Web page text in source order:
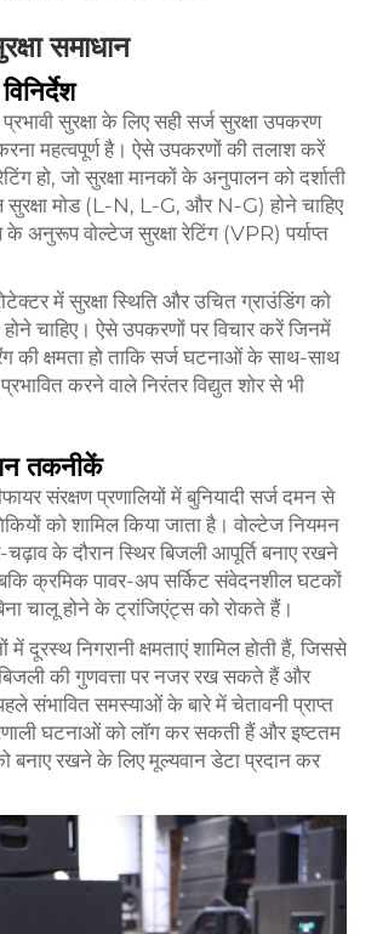
समाधान
सुरक्षा के लिए सही सर्ज सुरक्षा उपकरण
महत्वपूर्ण है। ऐसे उपकरणों की तलाश करें
हो, जो सुरक्षा मानकों के अनुपालन को दर्शाती
मोड (L-N, L-G, और N-G) होने चाहिए
वोल्टेज सुरक्षा रेटिंग (VPR) पर्याप्त
में सुरक्षा स्थिति और उचित ग्राउंडिंग को
चाहिए। ऐसे उपकरणों पर विचार करें जिनमें
की क्षमता हो ताकि सर्ज घटनाओं के साथ-साथ
करने वाले निरंतर विद्युत शोर से भी
तकनीकें
संरक्षण प्रणालियों में बुनियादी सर्ज दमन से
को शामिल किया जाता है। वोल्टेज नियमन
चढ़ाव के दौरान स्थिर बिजली आपूर्ति बनाए रखने
क्रमिक पावर-अप सर्किट संवेदनशील घटकों
चालू होने के ट्रांजिएंट्स को रोकते हैं।
दूरस्थ निगरानी क्षमताएं शामिल होती हैं, जिससे
की गुणवत्ता पर नजर रख सकते हैं और
संभावित समस्याओं के बारे में चेतावनी प्राप्त
घटनाओं को लॉग कर सकती हैं और इष्टतम
बनाए रखने के लिए मूल्यवान डेटा प्रदान कर